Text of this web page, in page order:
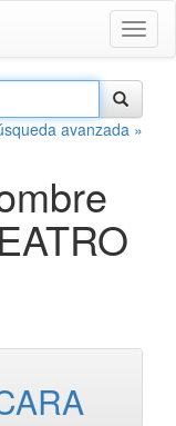
avanzada »